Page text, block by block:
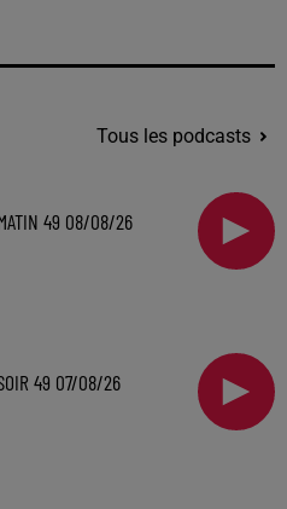
Tous les podcasts
49 08/08/26
49 07/08/26